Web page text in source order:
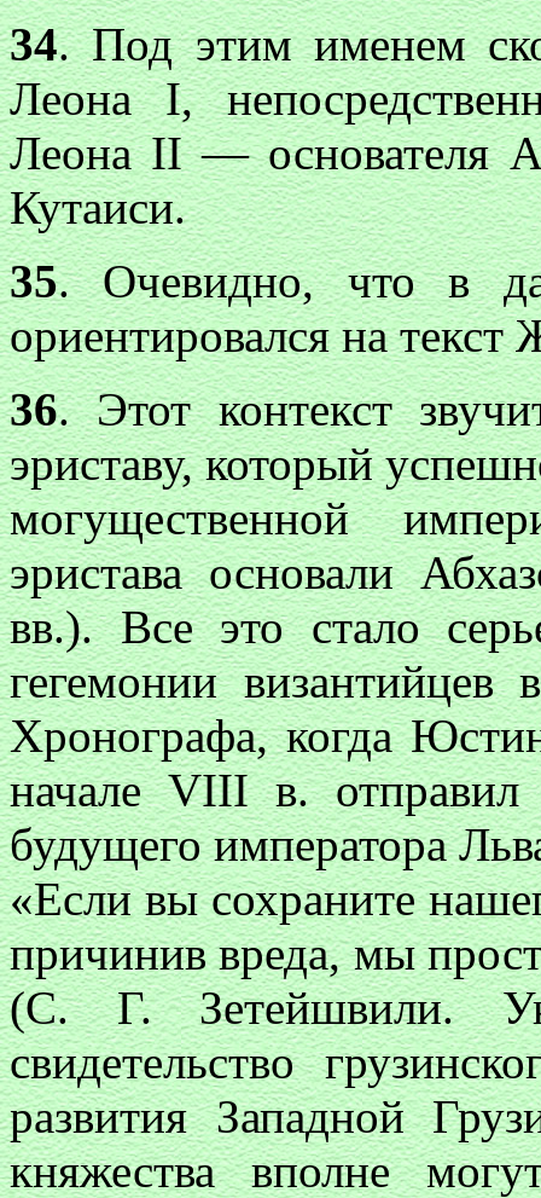
34. Под этим именем
ЛеонаI,
ЛеонаII— основателя
Кутаиси.
35. Очевидно, что в
ориентировался на
36. Этот контекст
эриставу, который
могущественной
эристава основали
вв.). Все это стало
гегемонии
Хронографа, когда
начале VIII в. отправил
будущего императора
«Если вы сохраните
причинив вреда, мы
(С. Г. Зетейшвили.
свидетельство
развития Западной
княжества вполне